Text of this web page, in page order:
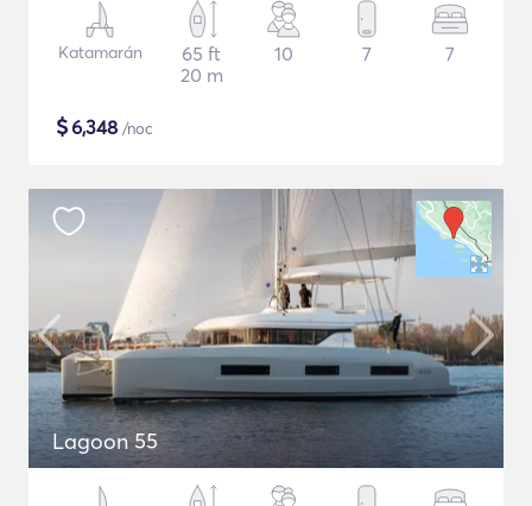
Katamarán
65 ft
20 m
10 7 7
$6,348 /noc
Lagoon 55